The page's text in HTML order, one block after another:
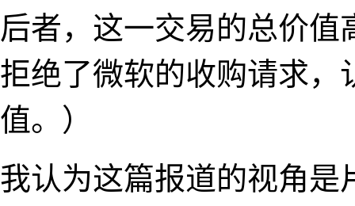
后者，这一交易的总价值
拒绝了微软的收购请求，
值。）
我认为这篇报道的视角是